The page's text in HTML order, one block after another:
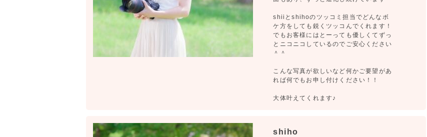
shiiとshihoのツッコミ担当でどんなボ
ケ方をしても鋭くツッコんでくれます！
でもお客様にはとーっても優しくてずっ
とニコニコしているのでご安心ください
＾＾
こんな写真が欲しいなど何かご要望があ
れば何でもお申し付けください！！
大体叶えてくれます♪
shiho